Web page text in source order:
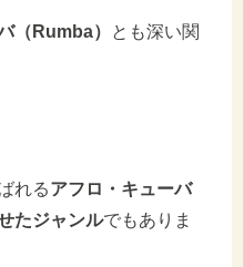
（Rumba）
とも深い関
れるアフロ・キューバ
たジャンルでもありま